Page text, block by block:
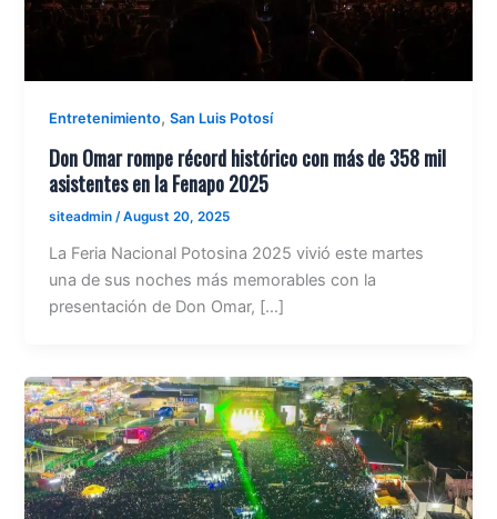
Entretenimiento,San Luis Potosí
Don Omar rompe récord histórico con más de 358 mil
asistentes en la Fenapo 2025
siteadmin/August 20, 2025
La Feria Nacional Potosina 2025 vivió este martes
una de sus noches más memorables con la
presentación de Don Omar, […]